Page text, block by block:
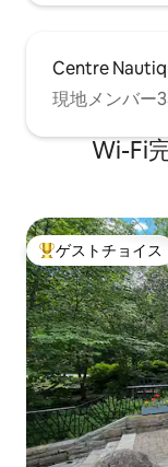
Centre
現地メンバー
Wi-Fi
大好評のゲストチ
ゲストチョイス